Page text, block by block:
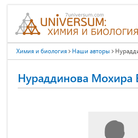
Химия и биология Наши авторы
Нураддинова Мохира